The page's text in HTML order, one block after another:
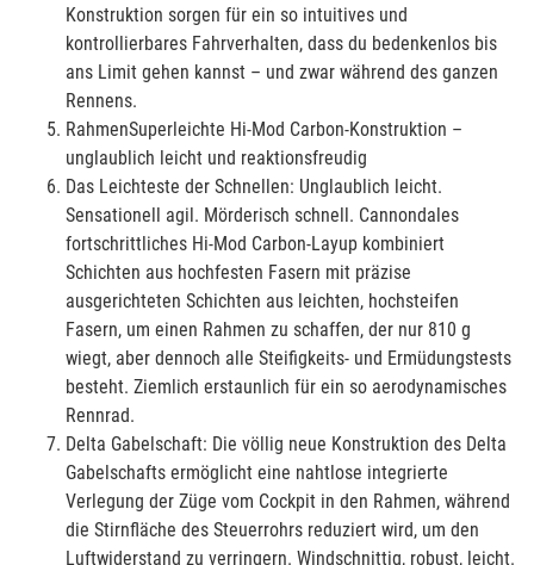
Konstruktion sorgen für ein so intuitives und
kontrollierbares Fahrverhalten, dass du bedenkenlos bis
ans Limit gehen kannst – und zwar während des ganzen
Rennens.
RahmenSuperleichte Hi-Mod Carbon-Konstruktion –
unglaublich leicht und reaktionsfreudig
Das Leichteste der Schnellen: Unglaublich leicht.
Sensationell agil. Mörderisch schnell. Cannondales
fortschrittliches Hi-Mod Carbon-Layup kombiniert
Schichten aus hochfesten Fasern mit präzise
ausgerichteten Schichten aus leichten, hochsteifen
Fasern, um einen Rahmen zu schaffen, der nur 810 g
wiegt, aber dennoch alle Steifigkeits- und Ermüdungstests
besteht. Ziemlich erstaunlich für ein so aerodynamisches
Rennrad.
Delta Gabelschaft: Die völlig neue Konstruktion des Delta
Gabelschafts ermöglicht eine nahtlose integrierte
Verlegung der Züge vom Cockpit in den Rahmen, während
die Stirnfläche des Steuerrohrs reduziert wird, um den
Luftwiderstand zu verringern. Windschnittig, robust, leicht.